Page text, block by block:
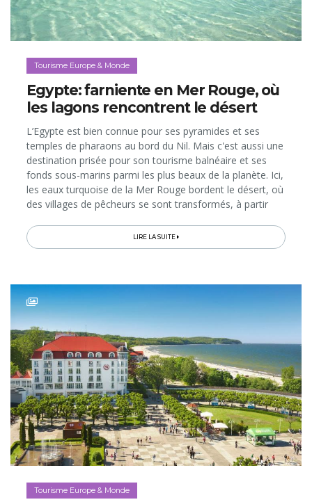
Tourisme Europe & Monde
Egypte: farniente en Mer Rouge, où
les lagons rencontrent le désert
L’Egypte est bien connue pour ses pyramides et ses
temples de pharaons au bord du Nil. Mais c'est aussi une
destination prisée pour son tourisme balnéaire et ses
fonds sous-marins parmi les plus beaux de la planète. Ici,
les eaux turquoise de la Mer Rouge bordent le désert, où
des villages de pêcheurs se sont transformés, à partir
animées....
LIRE LA SUITE
Tourisme Europe & Monde